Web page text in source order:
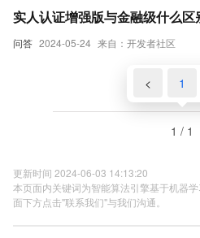
问答 2024-05-24 来自：开发者社区
实人认证增强版与金融级什么区
< 1
1 / 1
更新时间 2024-06-03 14:13:20
本页面内关键词为智能算法引擎基于机器
面下方点击"联系我们"与我们沟通。